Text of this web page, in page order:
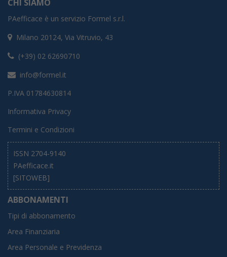
CHI SIAMO
PAefficace è un servizio Formel s.r.l.
Milano 20124, Via Vitruvio, 43
(+39) 02 62690710
info@formel.it
P.IVA 01784630814
Informativa Privacy
Termini e Condizioni
ISSN 2704-9140
PAefficace.it
[SITOWEB]
ABBONAMENTI
Tipi di abbonamento
Area Finanziaria
Area Personale e Previdenza